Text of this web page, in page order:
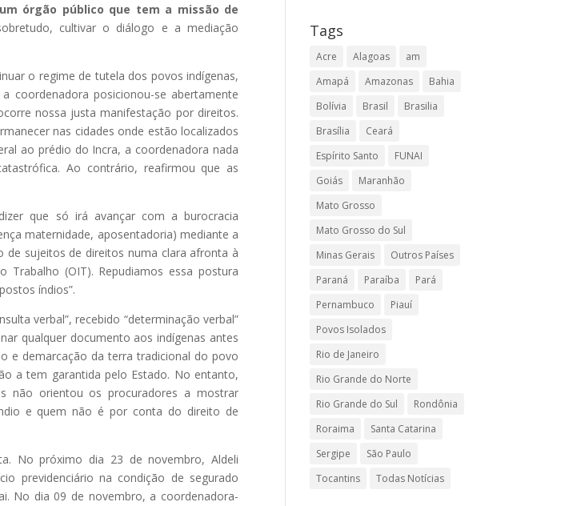
órgão público que tem a missão de
cultivar o diálogo e a mediação
o regime de tutela dos povos indígenas,
coordenadora posicionou-se abertamente
nossa justa manifestação por direitos.
nas cidades onde estão localizados
ao prédio do Incra, a coordenadora nada
Ao contrário, reafirmou que as
que só irá avançar com a burocracia
maternidade, aposentadoria) mediante a
de sujeitos de direitos numa clara afronta à
Trabalho (OIT). Repudiamos essa postura
índios”.
verbal”, recebido “determinação verbal”
qualquer documento aos indígenas antes
e demarcação da terra tradicional do povo
a tem garantida pelo Estado. No entanto,
não orientou os procuradores a mostrar
e quem não é por conta do direito de
No próximo dia 23 de novembro, Aldeli
previdenciário na condição de segurado
No dia 09 de novembro, a coordenadora-
Tags
Acre Alagoas
am
Amapá
Amazonas
Bahia
Bolívia
Brasil
Brasilia
Brasília
Ceará
Espírito Santo
FUNAI
Goiás
Maranhão
Mato Grosso
Mato Grosso do Sul
Minas Gerais
Outros Países
Paraná
Paraíba
Pará
Pernambuco
Piauí
Povos Isolados
Rio de Janeiro
Rio Grande do Norte
Rio Grande do Sul
Rondônia
Roraima
Santa Catarina
Sergipe
São Paulo
Tocantins
Todas Notícias